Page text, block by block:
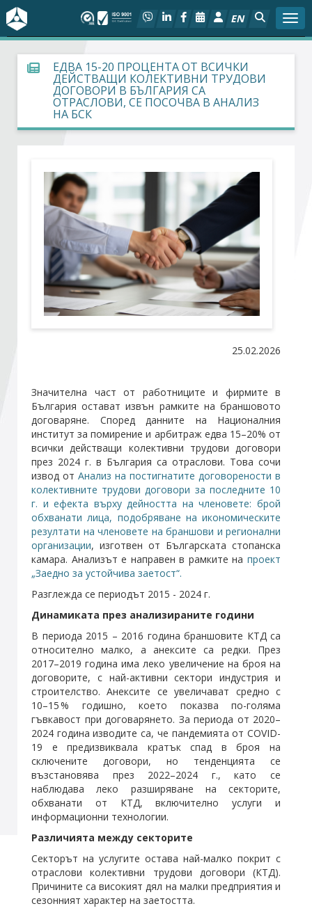
EN
За БСК
На фокус
Актуално
Дейности
Арбитражен съд
Проекти
Членове
Абонирайте се!
ЕДВА 15-20 ПРОЦЕНТА ОТ ВСИЧКИ
ДЕЙСТВАЩИ КОЛЕКТИВНИ ТРУДОВИ
ДОГОВОРИ В БЪЛГАРИЯ СА
ОТРАСЛОВИ, СЕ ПОСОЧВА В АНАЛИЗ
НА БСК
25.02.2026
Значителна част от работниците и фирмите в
България остават извън рамките на браншовото
договаряне. Според данните на Националния
институт за помирение и арбитраж едва 15–20% от
всички действащи колективни трудови договори
през 2024 г. в България са отраслови. Това сочи
извод от Анализ на постигнатите договорености в
колективните трудови договори за последните 10
г. и ефекта върху дейността на членовете: брой
обхванати лица, подобряване на икономическите
резултати на членовете на браншови и регионални
организации, изготвен от Българската стопанска
камара. Анализът е направен в рамките на проект
„Заедно за устойчива заетост“.
Разглежда се периодът 2015 - 2024 г.
Динамиката през анализираните години
В периода 2015 – 2016 година браншовите КТД са
относително малко, а анексите са редки. През
2017–2019 година има леко увеличение на броя на
договорите, с най-активни сектори индустрия и
строителство. Анексите се увеличават средно с
10–15 % годишно, което показва по-голяма
гъвкавост при договарянето. За периода от 2020–
2024 година изводите са, че пандемията от COVID-
19 е предизвиквала кратък спад в броя на
сключените договори, но тенденцията се
възстановява през 2022–2024 г., като се
наблюдава леко разширяване на секторите,
обхванати от КТД, включително услуги и
информационни технологии.
Различията между секторите
Секторът на услугите остава най-малко покрит с
отраслови колективни трудови договори (КТД).
Причините са високият дял на малки предприятия и
сезонният характер на заетостта.